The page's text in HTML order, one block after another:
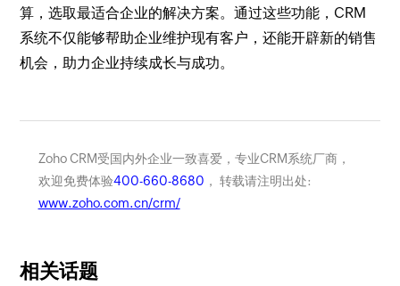
算，选取最适合企业的解决方案。通过这些功能，CRM
系统不仅能够帮助企业维护现有客户，还能开辟新的销售
机会，助力企业持续成长与成功。
Zoho CRM受国内外企业一致喜爱，专业CRM系统厂商，
欢迎免费体验400-660-8680 ， 转载请注明出处:
www.zoho.com.cn/crm/
相关话题